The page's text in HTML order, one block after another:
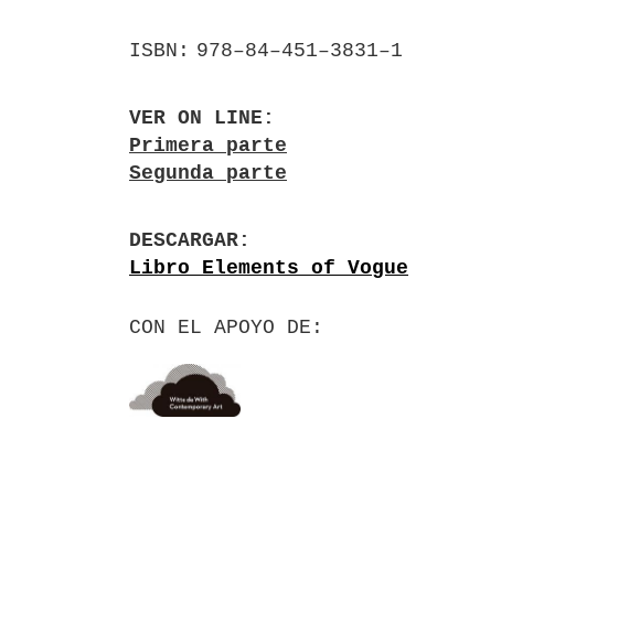
ISBN 978–84–451–3831–1
VER ON LINE
Primera parte
Segunda parte
DESCARGAR
Libro Elements of Vogue
CON EL APOYO DE